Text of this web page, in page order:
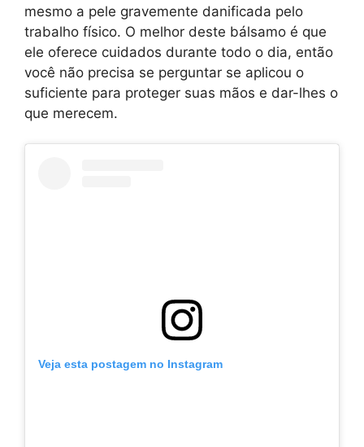
mesmo a pele gravemente danificada pelo
trabalho físico. O melhor deste bálsamo é que
ele oferece cuidados durante todo o dia, então
você não precisa se perguntar se aplicou o
suficiente para proteger suas mãos e dar-lhes o
que merecem.
Veja esta postagem no Instagram